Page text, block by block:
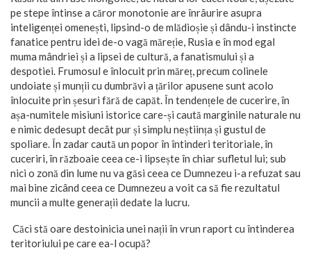
pe stepe întinse a căror monotonie are înrâurire asupra
inteligenței omenești, lipsind-o de mlădioșie și dându-i instincte
fanatice pentru idei de-o vagă măreție, Rusia e în mod egal
muma mândriei și a lipsei de cultură, a fanatismului și a
despotiei. Frumosul e înlocuit prin măreț, precum colinele
undoiate și munții cu dumbrăvi a țărilor apusene sunt acolo
înlocuite prin șesuri fără de capăt. În tendențele de cucerire, în
așa-numitele misiuni istorice care-și caută marginile naturale nu
e nimic dedesupt decât pur și simplu neștiința și gustul de
spoliare. În zadar caută un popor în întinderi teritoriale, în
cuceriri, în războaie ceea ce-i lipsește în chiar sufletul lui; sub
nici o zonă din lume nu va găsi ceea ce Dumnezeu i-a refuzat sau
mai bine zicând ceea ce Dumnezeu a voit ca să fie rezultatul
muncii a multe generații dedate la lucru.
Căci stă oare destoinicia unei nații în vrun raport cu întinderea
teritoriului pe care ea-l ocupă?